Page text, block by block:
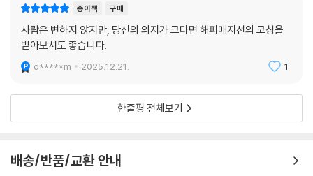
종이책 구매
사람은 변하지 않지만, 당신의 의지가 크다면 해피매지션의 코칭을
받아보셔도 좋습니다.
d*****m 2025.12.21. 1
한줄평 전체보기
배송/반품/교환 안내